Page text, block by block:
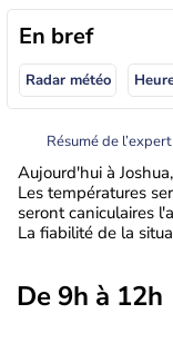
En bref
Radar météo
Résumé de l’expert
Aujourd'hui à
Les températures
seront caniculaires
La fiabilité de la
De 9h à 12h